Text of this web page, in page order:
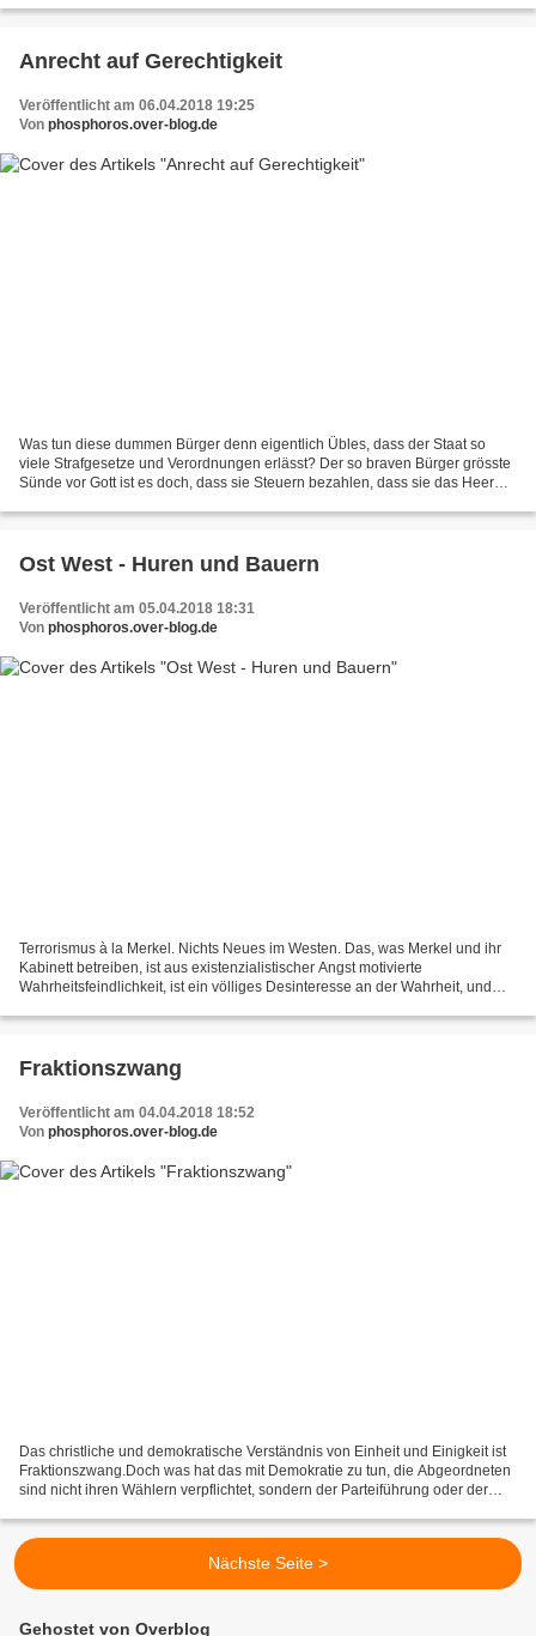
Anrecht auf Gerechtigkeit
Veröffentlicht am 06.04.2018 19:25
Von phosphoros.over-blog.de
Was tun diese dummen Bürger denn eigentlich Übles, dass der Staat so
viele Strafgesetze und Verordnungen erlässt? Der so braven Bürger grösste
Sünde vor Gott ist es doch, dass sie Steuern bezahlen, dass sie das Heer
Ost West - Huren und Bauern
Veröffentlicht am 05.04.2018 18:31
Von phosphoros.over-blog.de
Terrorismus à la Merkel. Nichts Neues im Westen. Das, was Merkel und ihr
Kabinett betreiben, ist aus existenzialistischer Angst motivierte
Wahrheitsfeindlichkeit, ist ein völliges Desinteresse an der Wahrheit, und
Fraktionszwang
Veröffentlicht am 04.04.2018 18:52
Von phosphoros.over-blog.de
Das christliche und demokratische Verständnis von Einheit und Einigkeit ist
Fraktionszwang.Doch was hat das mit Demokratie zu tun, die Abgeordneten
sind nicht ihren Wählern verpflichtet, sondern der Parteiführung oder der
Nächste Seite >
Gehostet von Overblog